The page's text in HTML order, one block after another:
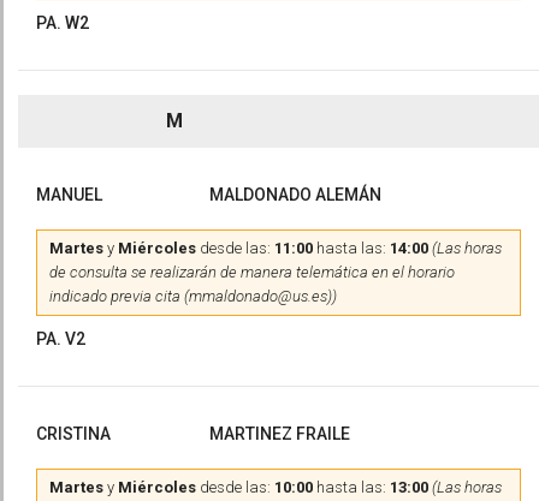
PA. W2
M
MANUEL MALDONADO ALEMÁN
Martes y Miércoles desde las: 11:00 hasta las: 14:00 (Las horas
de consulta se realizarán de manera telemática en el horario
indicado previa cita (mmaldonado@us.es))
PA. V2
CRISTINA MARTINEZ FRAILE
Martes y Miércoles desde las: 10:00 hasta las: 13:00 (Las horas